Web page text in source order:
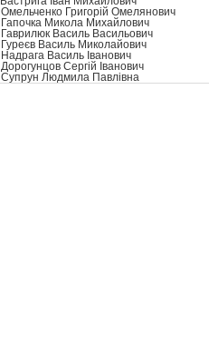
Омельченко Григорій Омелянович
Гапочка Микола Михайлович
Гаврилюк Василь Васильович
Гуреєв Василь Миколайович
Надрага Василь Іванович
Дорогунцов Сергій Іванович
Супрун Людмила Павлівна